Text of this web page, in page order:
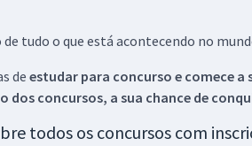
tudo o que está acontecendo no
de estudar para concurso e comece
dosconcursos, a sua chance de
todos os concursos com